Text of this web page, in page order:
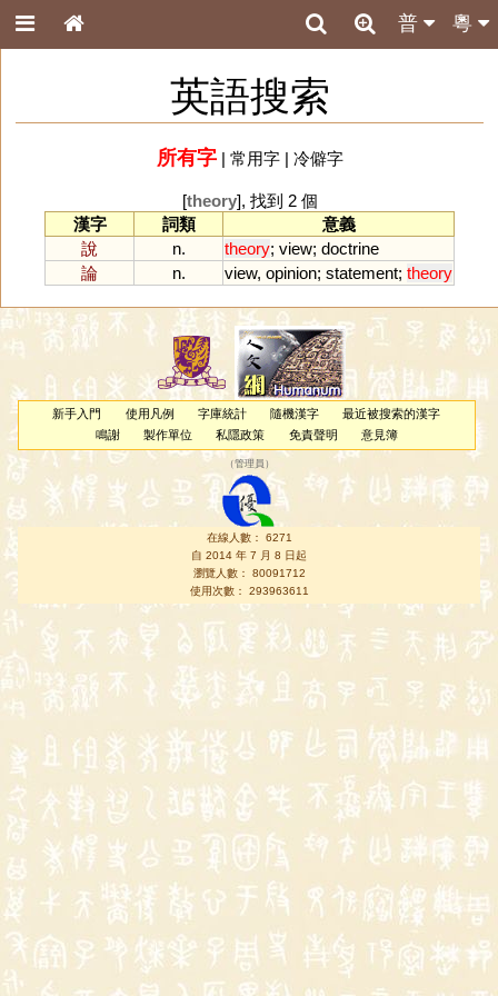
粵
普
英語搜索
所有字| 常用字| 冷僻字
[theory], 找到 2 個
漢字
詞類
意義
說
n. theory; view; doctrine
論
n. view, opinion; statement; theory
新手入門 使用凡例 字庫統計 隨機漢字
最近被搜索的漢字
鳴謝
製作單位 私隱政策 免責聲明 意見簿
（管理員 ）
在線人數： 6271
自 2014 年 7 月 8 日起
瀏覽人數： 80091712
使用次數： 293963611